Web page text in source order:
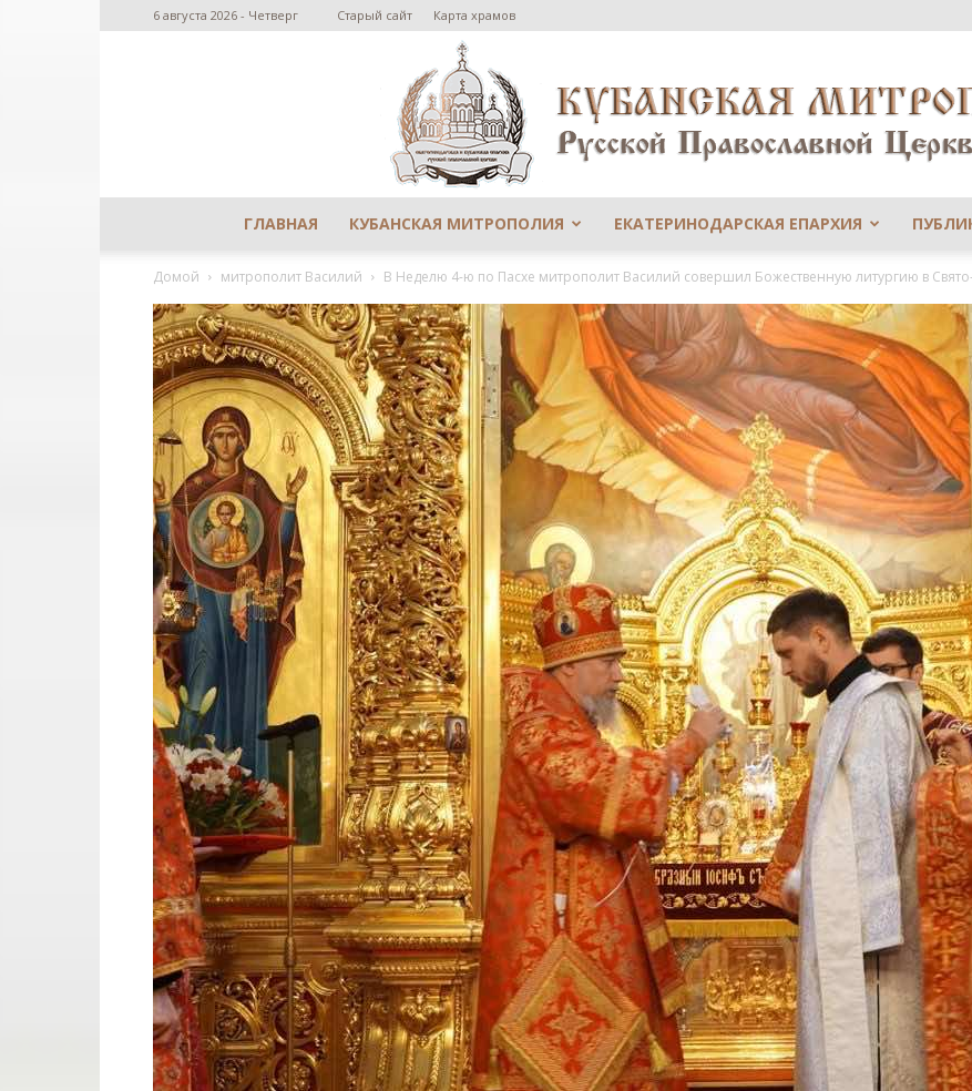
6 августа 2026 - Четверг Старый сайт Карта храмов
Сайт
Екатеринодарской
и
Кубанской
епархии
ГЛАВНАЯ КУБАНСКАЯ МИТРОПОЛИЯ ЕКАТЕРИНОДАРСКАЯ ЕПАРХИЯ
Домой митрополит Василий В Неделю 4-ю по Пасхе митрополит Василий совершил Божественную литургию в